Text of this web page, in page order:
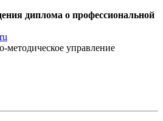
диплома о профессиональной
методическое управление